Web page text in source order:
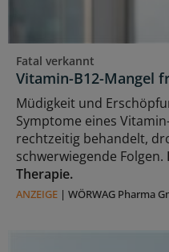
Fatal verkannt
Vitamin-B12-Mangel
Müdigkeit und
Symptome eines
rechtzeitig behandelt,
schwerwiegende Folgen.
Therapie.
ANZEIGE | WÖRWAG Pharma